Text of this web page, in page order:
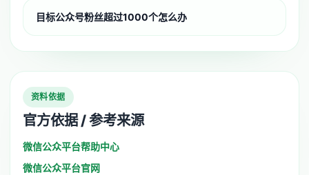
目标公众号粉丝超过1000个怎么办
资料依据
官方依据 / 参考来源
微信公众平台帮助中心
微信公众平台官网